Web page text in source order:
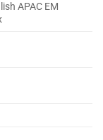
APAC EM